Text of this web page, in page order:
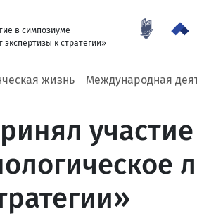
в симпозиуме
экспертизы к стратегии»
жизнь Международная